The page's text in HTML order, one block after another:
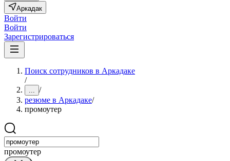
Аркадак
Войти
Войти
Зарегистрироваться
Поиск сотрудников в Аркадаке
/
... /
резюме в Аркадаке/
промоутер
промоутер